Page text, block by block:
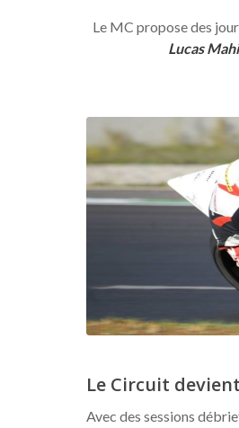
Le MC propose des
Lucas
Le Circuit
Avec des sessions